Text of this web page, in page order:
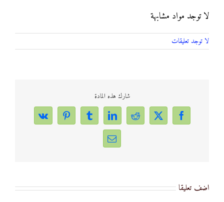
لا توجد مواد مشابهة
لا توجد تعليقات
شارك هذه المادة
Facebook
X
Reddit
LinkedIn
Tumblr
Pinterest
Vk
Email
اضف تعليقا